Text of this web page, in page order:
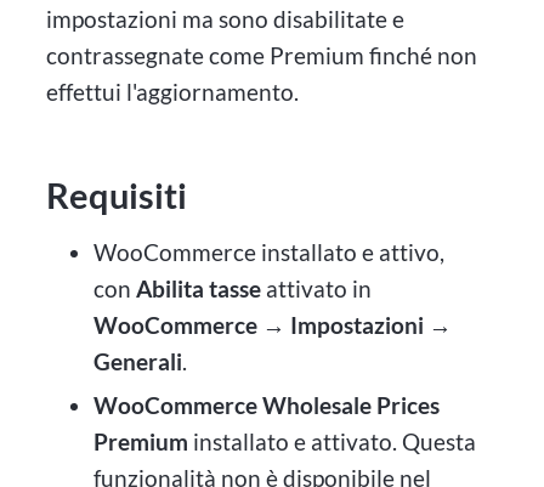
impostazioni ma sono disabilitate e
contrassegnate come Premium finché non
effettui l'aggiornamento.
Requisiti
WooCommerce installato e attivo,
con Abilita tasseattivato in
WooCommerce → Impostazioni →
Generali.
WooCommerce Wholesale Prices
Premium installato e attivato. Questa
funzionalità non è disponibile nel